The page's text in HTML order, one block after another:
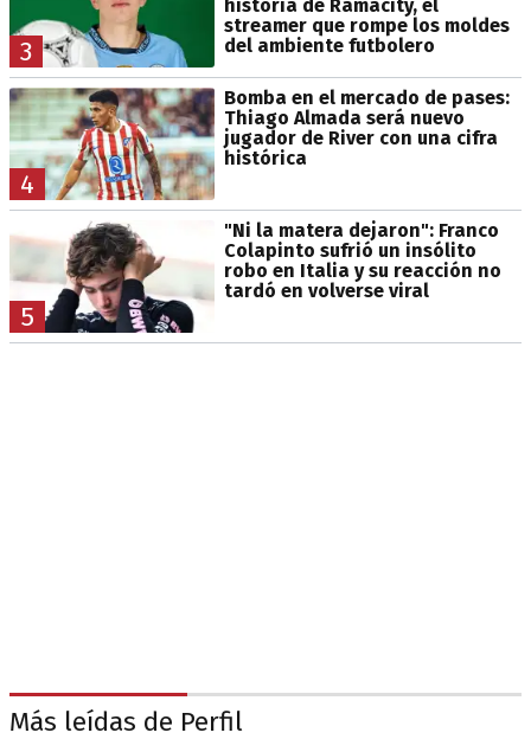
3
historia de Ramacity, el
streamer que rompe los moldes
del ambiente futbolero
4
Bomba en el mercado de pases:
Thiago Almada será nuevo
jugador de River con una cifra
histórica
5
"Ni la matera dejaron": Franco
Colapinto sufrió un insólito
robo en Italia y su reacción no
tardó en volverse viral
Más leídas de Perfil